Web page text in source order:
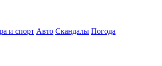
и спорт Авто Скандалы Погода